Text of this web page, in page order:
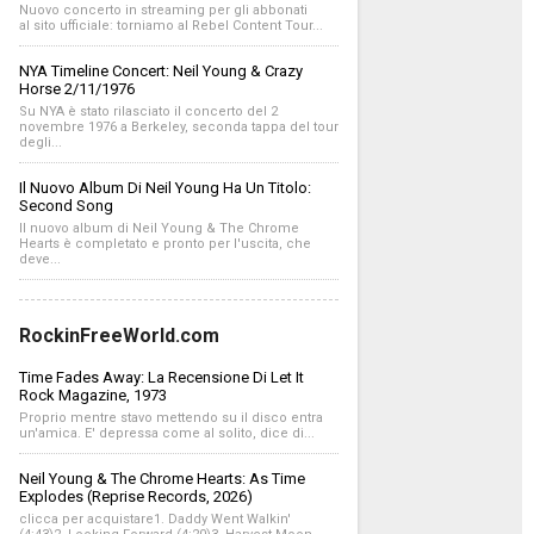
Nuovo concerto in streaming per gli abbonati
al sito ufficiale: torniamo al Rebel Content Tour...
NYA Timeline Concert: Neil Young & Crazy
Horse 2/11/1976
Su NYA è stato rilasciato il concerto del 2
novembre 1976 a Berkeley, seconda tappa del tour
degli...
Il Nuovo Album Di Neil Young Ha Un Titolo:
Second Song
Il nuovo album di Neil Young & The Chrome
Hearts è completato e pronto per l'uscita, che
deve...
RockinFreeWorld.com
Time Fades Away: La Recensione Di Let It
Rock Magazine, 1973
Proprio mentre stavo mettendo su il disco entra
un'amica. E' depressa come al solito, dice di...
Neil Young & The Chrome Hearts: As Time
Explodes (Reprise Records, 2026)
clicca per acquistare1. Daddy Went Walkin'